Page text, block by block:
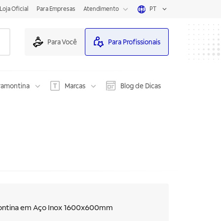
Loja Oficial Para Empresas Atendimento PT
Para Você Para Profissionais
Marcas Blog de Dicas
em Aço Inox 1600x600mm